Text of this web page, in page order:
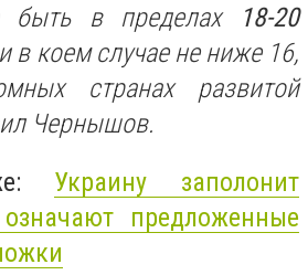
быть в пределах
18-20
в коем случае не ниже 16,
странах развитой
Чернышов.
Украину заполонит
предложенные